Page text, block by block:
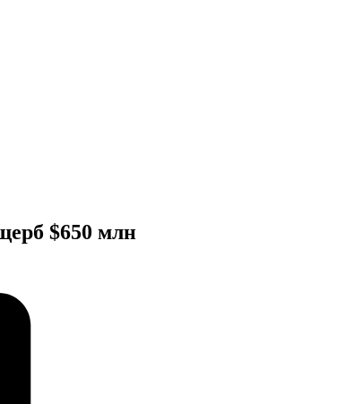
$650 млн